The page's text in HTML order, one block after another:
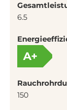
6.5
A+
150